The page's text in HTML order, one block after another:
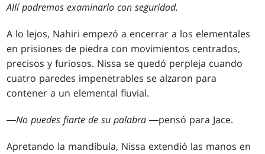
Allí podremos examinarlo con seguridad.
A lo lejos, Nahiri empezó a encerrar a los elementales
en prisiones de piedra con movimientos centrados,
precisos y furiosos. Nissa se quedó perpleja cuando
cuatro paredes impenetrables se alzaron para
contener a un elemental fluvial.
―No puedes fiarte de su palabra ―pensó para Jace.
Apretando la mandíbula, Nissa extendió las manos en